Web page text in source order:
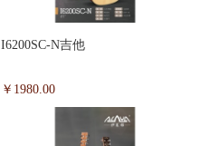
I6200SC-N吉他
￥1980.00